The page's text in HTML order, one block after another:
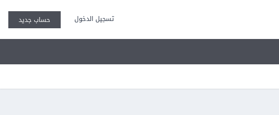
تسجيل الدخول حساب جديد